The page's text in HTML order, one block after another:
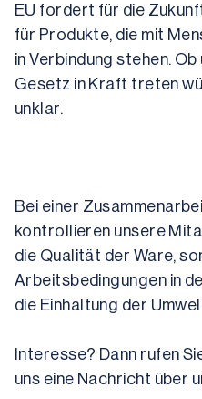
EU fordert für die
für Produkte, die mit
in Verbindung stehen.
Gesetz in Kraft treten
unklar.
Bei einer
kontrollieren unsere
die Qualität der Ware,
Arbeitsbedingungen in
die Einhaltung der
Interesse? Dann rufen
uns eine Nachricht über